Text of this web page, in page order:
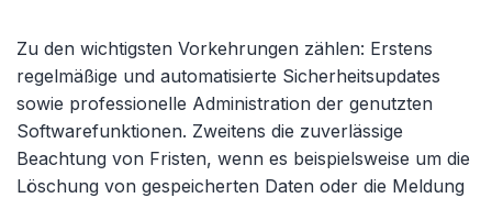
Zu den wichtigsten Vorkehrungen zählen: Erstens
regelmäßige und automatisierte Sicherheitsupdates
sowie professionelle Administration der genutzten
Softwarefunktionen. Zweitens die zuverlässige
Beachtung von Fristen, wenn es beispielsweise um die
Löschung von gespeicherten Daten oder die Meldung